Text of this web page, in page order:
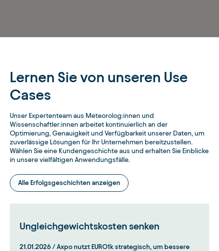
Lernen Sie von unseren Use
Cases
Unser Expertenteam aus Meteorolog:innen und
Wissenschaftler:innen arbeitet kontinuierlich an der
Optimierung, Genauigkeit und Verfügbarkeit unserer Daten, um
zuverlässige Lösungen für Ihr Unternehmen bereitzustellen.
Wählen Sie eine Kundengeschichte aus und erhalten Sie Einblicke
in unsere vielfältigen Anwendungsfälle.
Alle Erfolgsgeschichten anzeigen
Ungleichgewichtskosten senken
21.01.2026 / Axpo nutzt EURO1k strategisch, um bessere